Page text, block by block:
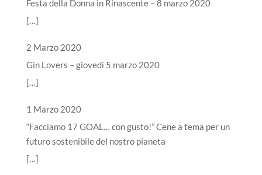
Festa della Donna in Rinascente – 8 marzo 2020
[…]
2 Marzo 2020
Gin Lovers – giovedì 5 marzo 2020
[…]
1 Marzo 2020
“Facciamo 17 GOAL… con gusto!” Cene a tema per un
futuro sostenibile del nostro pianeta
[…]